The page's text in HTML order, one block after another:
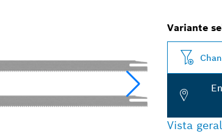
Variante
Vista